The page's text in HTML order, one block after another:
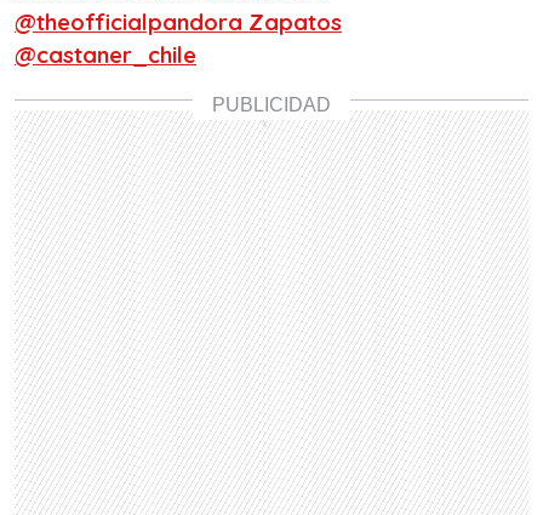
@theofficialpandora Zapatos
@castaner_chile